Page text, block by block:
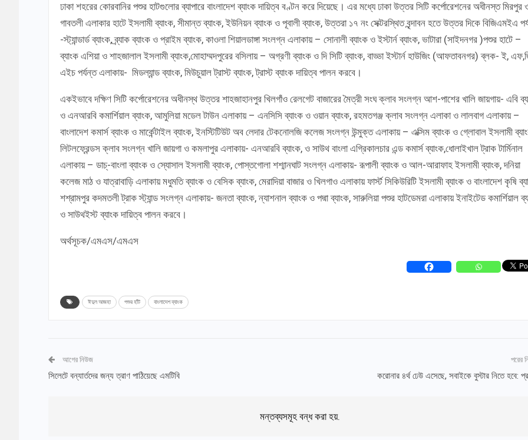
ঢাকা শহরের কোরবানির পশুর হাটগুলোর ব্যাপারে বাংলাদেশ ব্যাংক দায়িত্ব বণ্টন করে দিয়েছে। এর মধ্যে ঢাকা উত্তর সিটি কর্পোরেশনের অধীনস্ত মিরপুর
গাবতলী এলাকার হাটে ইসলামী ব্যাংক, সীমান্ত ব্যাংক, ইউনিয়ন ব্যাংক ও পূবালী ব্যাংক, উত্তরা ১৭ নং সেক্টরস্থিত বৃন্দাবন হতে উত্তর দিকে বিজিএমইএ
-স্ট্যান্ডার্ড ব্যাংক, ব্র্যাক ব্যাংক ও প্রাইম ব্যাংক, কাওলা শিয়ালডাঙ্গা সংলগ্ন এলাকায় – সোনালী ব্যাংক ও ইস্টার্ন ব্যাংক, ভাটারা (সাইদনগর )পশুর হাটে –
ব্যাংক এশিয়া ও শাহজালাল ইসলামী ব্যাংক,মোহাম্মদপুরের বসিলায় – অগ্রণী ব্যাংক ও দি সিটি ব্যাংক, বাড্ডা ইস্টার্ন হাউজিং (আফতাবনগর) ব্লক- ই,
এইচ পর্যন্ত এলাকায়- মিডল্যান্ড ব্যাংক, মিউচুয়াল ট্রাস্ট ব্যাংক, ট্রাস্ট ব্যাংক দায়িত্ব পালন করবে।
একইভাবে দক্ষিণ সিটি কর্পোরেশনের অধীনস্থ উত্তর শাহজাহানপুর খিলগাঁও রেলগেট বাজারের মৈত্রী সংঘ ক্লাব সংলগ্ন আশ-পাশের খালি জায়গায়- এবি
ও এনআরবি কমার্শিয়াল ব্যাংক, আমুলিয়া মডেল টাউন এলাকায় – এনসিসি ব্যাংক ও ওয়ান ব্যাংক, রহমতগঞ্জ ক্লাব সংলগ্ন এলাকা ও লালবাগ এলাকায় –
বাংলাদেশ কমার্স ব্যাংক ও মার্কেন্টাইল ব্যাংক, ইনস্টিটিউট অব লেদার টেকনোলজি কলেজ সংলগ্ন উন্মুক্ত এলাকায় – এক্সিম ব্যাংক ও গ্লোবাল ইসলামী
লিটলফ্রেন্ডস ক্লাব সংলগ্ন খালি জায়গা ও কমলাপুর এলাকায়- এনআরবি ব্যাংক, ও সাউথ বাংলা এগ্রিকালচার এন্ড কমার্স ব্যাংক,ধোলাইখাল ট্রাক টার্মিনাল
এলাকায় – ডাচ্-বাংলা ব্যাংক ও স্যোসাল ইসলামী ব্যাংক, পোস্তগোলা শশ্মানঘাট সংলগ্ন এলাকায়- রূপালী ব্যাংক ও আল-আরাফাহ ইসলামী ব্যাংক, দনিয়া
কলেজ মাঠ ও যাত্রাবাড়ি এলাকায় মধুমতি ব্যাংক ও বেসিক ব্যাংক, মেরাদিয়া বাজার ও খিলগাও এলাকায় ফার্স্ট সিকিউরিটি ইসলামী ব্যাংক ও বাংলাদেশ কৃষি
শশ্রামপুর কদমতলী ট্রাক স্ট্যান্ড সংলগ্ন এলাকায়- জনতা ব্যাংক, ন্যাশনাল ব্যাংক ও পদ্মা ব্যাংক, সারুলিয়া পশুর হাটডেমরা এলাকায় ইনাইটেড কমার্শিয়াল
ও সাউথইস্ট ব্যাংক দায়িত্ব পালন করবে।
অর্থসূচক/এমএস/এমএস
ঈদুল আজহা পশুর হাঁট বাংলাদেশ ব্যাংক
আগের নিউজ
সিলেটে বন্যার্তদের জন্য ত্রাণ পাঠিয়েছে এমটিবি
পরের
করোনার ৪র্থ ঢেউ এসেছে, সবাইকে বুস্টার নিতে হবে:
মন্তব্যসমূহ বন্ধ করা হয়.